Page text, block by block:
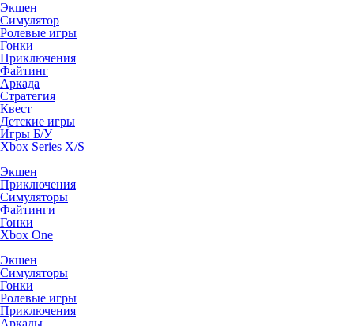
Экшен
Симулятор
Ролевые игры
Гонки
Приключения
Файтинг
Аркада
Стратегия
Квест
Детские игры
Игры Б/У
Xbox Series X/S
Экшен
Приключения
Симуляторы
Файтинги
Гонки
Xbox One
Экшен
Симуляторы
Гонки
Ролевые игры
Приключения
Аркады